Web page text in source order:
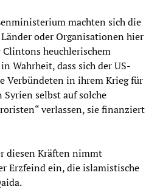
machten sich die
oder Organisationen hier
heuchlerischem
Wahrheit, dass sich der US-
Verbündeten in ihrem Krieg für
selbst auf solche
verlassen, sie finanziert
diesen Kräften nimmt
Erzfeind ein, die islamistische